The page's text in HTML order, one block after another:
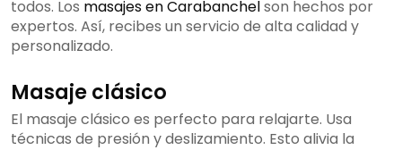
todos. Los masajes en Carabanchelson hechos por
expertos. Así, recibes un servicio de alta calidad y
personalizado.
Masaje clásico
El masaje clásico es perfecto para relajarte. Usa
técnicas de presión y deslizamiento. Esto alivia la